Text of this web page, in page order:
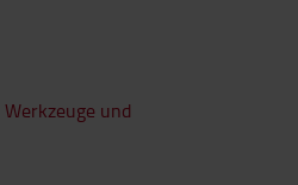
Werkzeuge und